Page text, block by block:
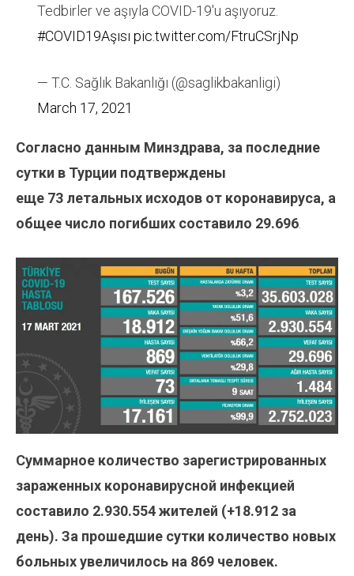
Tedbirler ve aşıyla COVID-19'u aşıyoruz.
#COVID19Aşısı pic.twitter.com/FtruCSrjNp
— T.C. Sağlık Bakanlığı (@saglikbakanligi)
March 17, 2021
Согласно данным Минздрава, за последние
сутки в Турции подтверждены
еще 73 летальных исходов от коронавируса, а
общее число погибших составило 29.696.
Суммарное количество зарегистрированных
зараженных коронавирусной инфекцией
составило 2.930.554жителей (+18.912 за
день). За прошедшие сутки количество новых
больных увеличилось на 869 человек.